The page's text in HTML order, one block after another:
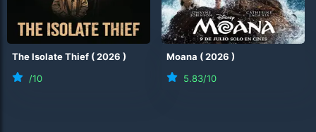
The Isolate Thief (2026 )
/10
Moana (2026 )
5.83/10